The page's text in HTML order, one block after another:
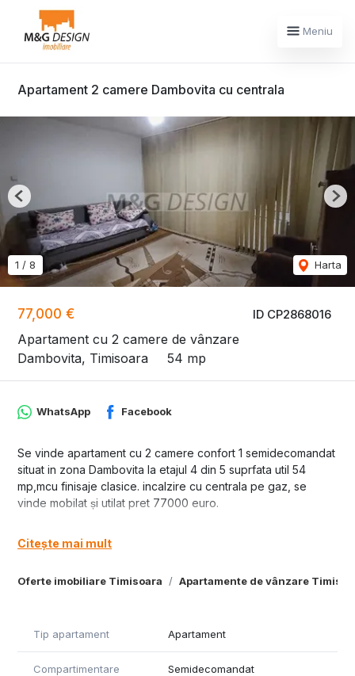
Meniu
Apartament 2 camere Dambovita cu centrala
ID CP2868016
77,000 €
Apartament cu 2 camere de vânzare
Dambovita, Timisoara
54 mp
1 / 8 Harta
Previous
Oferte imobiliare Timisoara Apartamente de vânzare
WhatsApp Facebook
Se vinde apartament cu 2 camere confort 1 semidecomandat
situat in zona Dambovita la etajul 4 din 5 suprfata util 54
mp,mcu finisaje clasice. incalzire cu centrala pe gaz, se
vinde mobilat și utilat pret 77000 euro.
Citește mai mult
Tip apartament Apartament
Compartimentare Semidecomandat